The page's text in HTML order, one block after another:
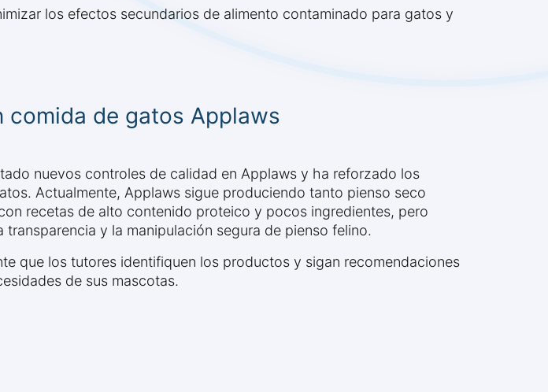
los efectos secundarios de alimento contaminado para gatos y
de gatos Applaws
nuevos controles de calidad en Applaws y ha reforzado los
Actualmente, Applaws sigue produciendo tanto pienso seco
recetas de alto contenido proteico y pocos ingredientes, pero
y la manipulación segura de pienso felino.
que los tutores identifiquen los productos y sigan recomendaciones
de sus mascotas.